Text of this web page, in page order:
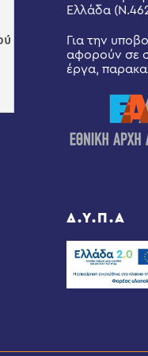
Ελλάδα
Για την
αφορούν σε
έργα,
Δ.Υ.Π.Α